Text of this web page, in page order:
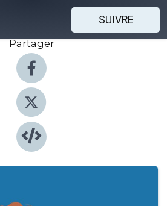
SUIVRE
Partager